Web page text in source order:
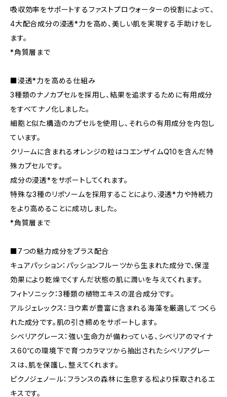
吸収効率をサポートするファストプロウォーターの役割によって、
4大配合成分の浸透*力を高め、美しい肌を実現する手助けをし
ます。
*角質層まで
■浸透*力を高める仕組み
3種類のナノカプセルを採用し、結果を追求するために有用成分
をすべてナノ化しました。
細胞と似た構造のカプセルを使用し、それらの有用成分を内包し
ています。
クリームに含まれるオレンジの粒はコエンザイムQ10を含んだ特
殊カプセルです。
成分の浸透*をサポートしてくれます。
特殊な3種のリポソームを採用することにより、浸透*力や持続力
をより高めることに成功しました。
*角質層まで
■7つの魅力成分をプラス配合
キュアパッション：パッションフルーツから生まれた成分で、保湿
効果により乾燥でくすんだ状態の肌に潤いを与えてくれます。
フィトソニック：3種類の植物エキスの混合成分です。
アルジェレックス：ヨウ素が豊富に含まれる海藻を厳選してつくら
れた成分です。肌の引き締めをサポートします。
シベリアグレース：強い生命力が備わっている、シベリアのマイナ
ス60℃の環境下で育つカラマツから抽出されたシベリアグレー
スは、肌を保護し、整えてくれます。
ピクノジェノール：フランスの森林に生息する松より採取されるエ
キスです。